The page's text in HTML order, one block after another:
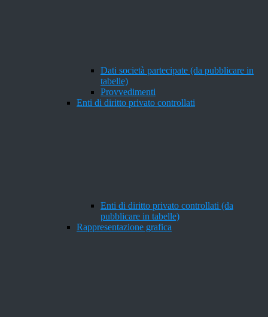
Dati società partecipate (da pubblicare in
tabelle)
Provvedimenti
Enti di diritto privato controllati
Enti di diritto privato controllati (da
pubblicare in tabelle)
Rappresentazione grafica